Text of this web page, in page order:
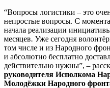
“Вопросы логистики – это
непростые вопросы. С
начала реализации
месяцев. Уже сегодня
том числе и из Народного
и абсолютно бесплатно
действительно нужны”, –
руководителя Исполкома
Молодёжки Народного